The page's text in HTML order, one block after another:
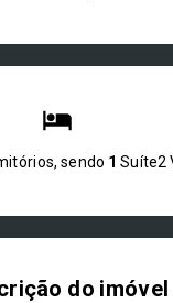
sendo 1 Suíte2
do imóvel